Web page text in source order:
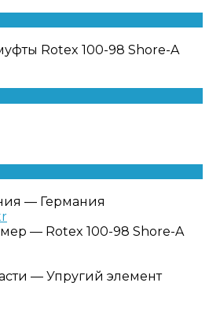
— Германия
— Rotex 100-98 Shore-A
— Упругий элемент